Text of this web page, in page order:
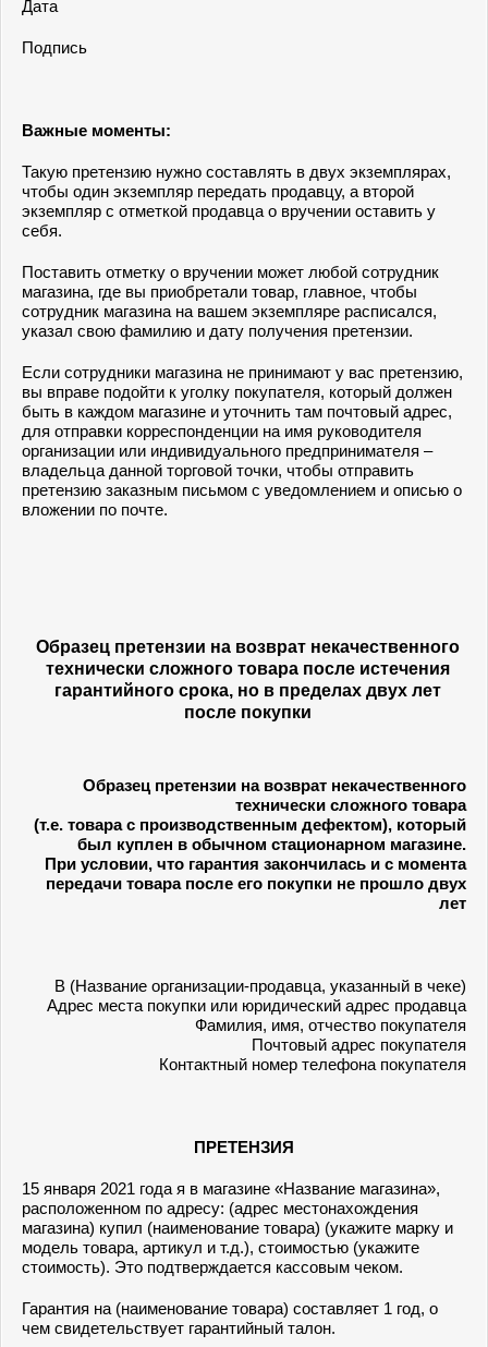
Дата
Подпись
Важные моменты:
Такую претензию нужно составлять в двух экземплярах,
чтобы один экземпляр передать продавцу, а второй
экземпляр с отметкой продавца о вручении оставить у
себя.
Поставить отметку о вручении может любой сотрудник
магазина, где вы приобретали товар, главное, чтобы
сотрудник магазина на вашем экземпляре расписался,
указал свою фамилию и дату получения претензии.
Если сотрудники магазина не принимают у вас претензию,
вы вправе подойти к уголку покупателя, который должен
быть в каждом магазине и уточнить там почтовый адрес,
для отправки корреспонденции на имя руководителя
организации или индивидуального предпринимателя –
владельца данной торговой точки, чтобы отправить
претензию заказным письмом с уведомлением и описью о
вложении по почте.
Образец претензии на возврат некачественного
технически сложного товарапосле истечения
гарантийного срока, но в пределах двух лет
после покупки
Образец претензии на возврат некачественного
технически сложного товара
(т.е. товара с производственным дефектом), который
был куплен в обычном стационарном магазине.
При условии, что гарантия закончилась и с момента
передачи товара после его покупки не прошло двух
лет
В (Название организации-продавца, указанный в чеке)
Адрес места покупки или юридический адрес продавца
Фамилия, имя, отчество покупателя
Почтовый адрес покупателя
Контактный номер телефона покупателя
ПРЕТЕНЗИЯ
15 января 2021 года я в магазине «Название магазина»,
расположенном по адресу: (адрес местонахождения
магазина) купил (наименование товара) (укажите марку и
модель товара, артикул и т.д.), стоимостью (укажите
стоимость). Это подтверждается кассовым чеком.
Гарантия на (наименование товара) составляет 1 год, о
чем свидетельствует гарантийный талон.